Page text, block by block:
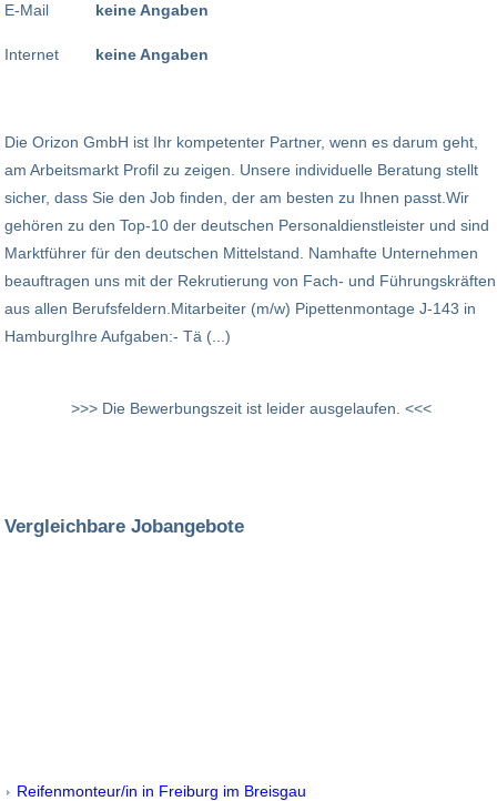
E-Mail
Internet
keine Angaben
keine Angaben
Die Orizon GmbH ist Ihr kompetenter Partner, wenn es darum geht,
am Arbeitsmarkt Profil zu zeigen. Unsere individuelle Beratung stellt
sicher, dass Sie den Job finden, der am besten zu Ihnen passt.Wir
gehören zu den Top-10 der deutschen Personaldienstleister und sind
Marktführer für den deutschen Mittelstand. Namhafte Unternehmen
beauftragen uns mit der Rekrutierung von Fach- und Führungskräften
aus allen Berufsfeldern.Mitarbeiter (m/w) Pipettenmontage J-143 in
HamburgIhre Aufgaben:- Tä (...)
>>> Die Bewerbungszeit ist leider ausgelaufen. <<<
Vergleichbare Jobangebote
Reifenmonteur/in in Freiburg im Breisgau